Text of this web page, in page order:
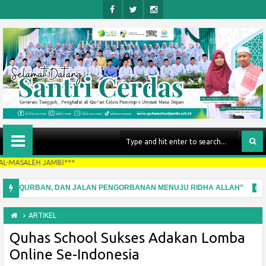
Face
Boo
K
Twitt
Er
Insta
Gra
M
JAMBI***
QURBAN, DAN JALAN PENGORBANAN MENUJU RIDHA ALLAH” 6:22
Negatif
ARTIKEL
Quhas School Sukses Adakan Lomba
Online Se-Indonesia